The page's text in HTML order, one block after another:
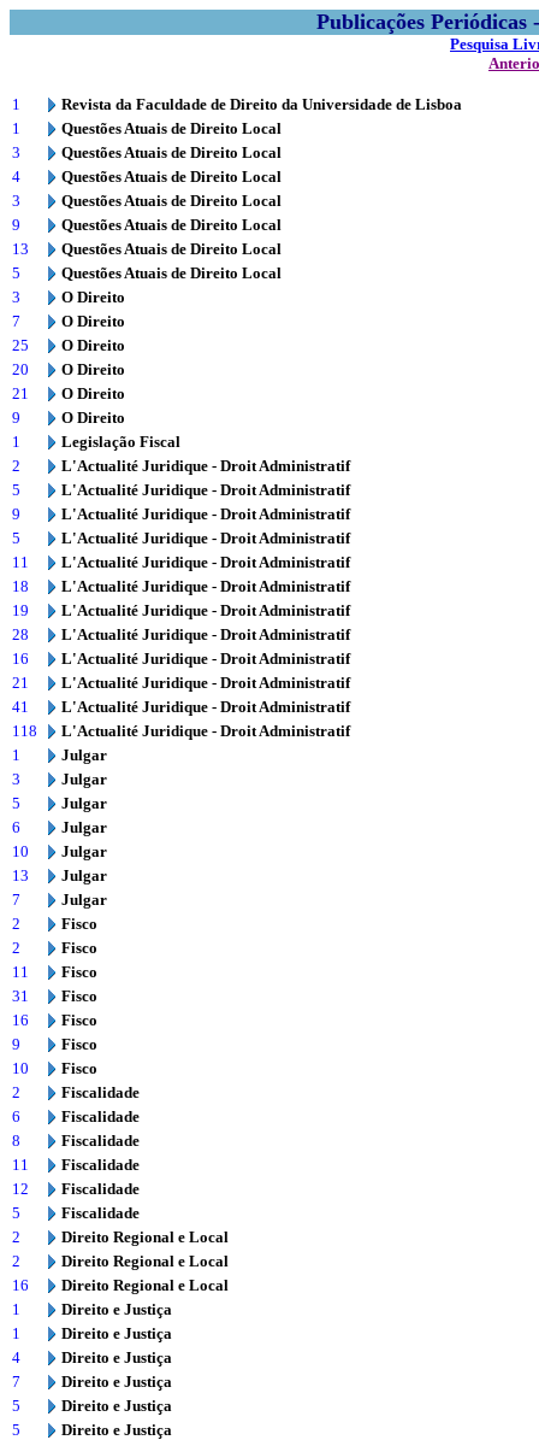
Publicações
Pesquisa
1
Revista da Faculdade de Direito da Universidade de Lisboa
1
Questões Atuais de Direito Local
3
Questões Atuais de Direito Local
4
Questões Atuais de Direito Local
3
Questões Atuais de Direito Local
9
Questões Atuais de Direito Local
13
Questões Atuais de Direito Local
5
Questões Atuais de Direito Local
3
O Direito
7
O Direito
25
O Direito
20
O Direito
21
O Direito
9
O Direito
1
Legislação Fiscal
2
L'Actualité Juridique - Droit Administratif
5
L'Actualité Juridique - Droit Administratif
9
L'Actualité Juridique - Droit Administratif
5
L'Actualité Juridique - Droit Administratif
11
L'Actualité Juridique - Droit Administratif
18
L'Actualité Juridique - Droit Administratif
19
L'Actualité Juridique - Droit Administratif
28
L'Actualité Juridique - Droit Administratif
16
L'Actualité Juridique - Droit Administratif
21
L'Actualité Juridique - Droit Administratif
41
L'Actualité Juridique - Droit Administratif
118
L'Actualité Juridique - Droit Administratif
1
Julgar
3
Julgar
5
Julgar
6
Julgar
10
Julgar
13
Julgar
7
Julgar
2
Fisco
2
Fisco
11
Fisco
31
Fisco
16
Fisco
9
Fisco
10
Fisco
2
Fiscalidade
6
Fiscalidade
8
Fiscalidade
11
Fiscalidade
12
Fiscalidade
5
Fiscalidade
2
Direito Regional e Local
2
Direito Regional e Local
16
Direito Regional e Local
1
Direito e Justiça
1
Direito e Justiça
4
Direito e Justiça
7
Direito e Justiça
5
Direito e Justiça
5
Direito e Justiça